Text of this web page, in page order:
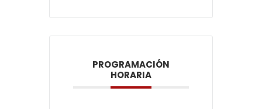
PROGRAMACIÓN
HORARIA